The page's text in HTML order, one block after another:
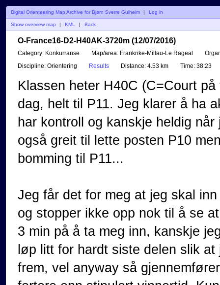
Digital Orienteering Map Archive for Bjørn Sverre Gulheim | Log in
Show overview map KML Back
O-France16-D2-H40AK-3720m (12/07/2016)
Category: Konkurranse Map/area: Frankrike-Millau-Le Rageal
Discipline: Orientering Results Distance: 4.53 km Time: 38:23
Klassen heter H40C (C=Court
dag, helt til P11. Jeg klarer å ha
har kontroll og kanskje heldig
også greit til lette posten P10
bomming til P11...
Jeg får det for meg at jeg skal
og stopper ikke opp nok til å se
3 min på å ta meg inn, kanskje
løp litt for hardt siste delen slik
frem, vel anyway så